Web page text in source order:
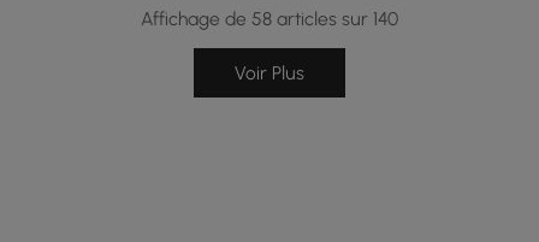
Affichage de 58 articles sur 140
Voir Plus